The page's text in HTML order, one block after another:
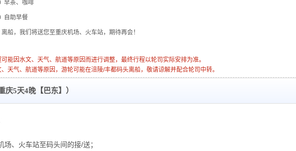
早茶、咖啡
自助早餐
我们将送您至重庆机场、火车站，期待再会！
能因水文、天气、航道等原因而进行调整，最终行程以轮司实际安排为准。
天气、航道等原因，游轮可能在涪陵/丰都码头离船，敬请谅解并配合轮司中转。
庆5天4晚【巴东】）
场、火车站至码头间的接/送；